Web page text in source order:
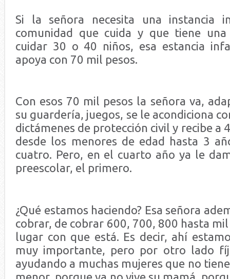
Si la señora necesita una instancia
comunidad que cuida y que tiene
cuidar 30 o 40 niños, esa estancia
apoya con 70 mil pesos.
Con esos 70 mil pesos la señora va,
su guardería, juegos, se le acondiciona
dictámenes de protección civil y recibe a
desde los menores de edad hasta 3
cuatro. Pero, en el cuarto año ya le
preescolar, el primero.
¿Qué estamos haciendo? Esa señora
cobrar, de cobrar 600, 700, 800 hasta
lugar con que está. Es decir, ahí
muy importante, pero por otro lado
ayudando a muchas mujeres que no